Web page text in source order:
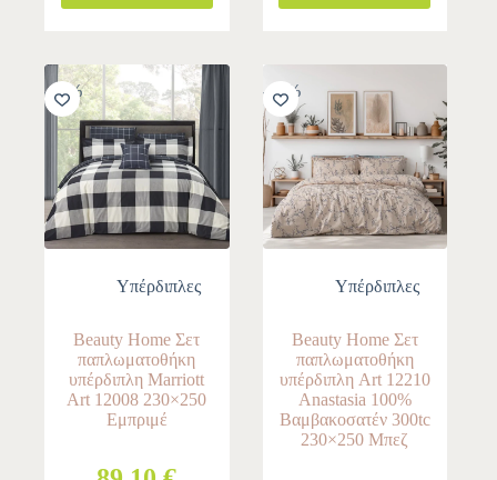
-10%
Υπέρδιπλες
Beauty Home Σετ
παπλωματοθήκη
υπέρδιπλη Marriott
Art 12008 230×250
Εμπριμέ
-10%
Υπέρδιπλες
Beauty Home Σετ
παπλωματοθήκη
υπέρδιπλη Art 12210
Anastasia 100%
Βαμβακοσατέν 300tc
230×250 Μπεζ